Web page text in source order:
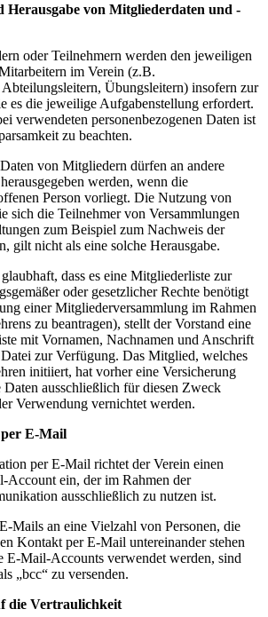
Herausgabe von Mitgliederdaten und -
oder Teilnehmern werden den jeweiligen
im Verein (z.B.
Übungsleitern) insofern zur
es die jeweilige Aufgabenstellung erfordert.
verwendeten personenbezogenen Daten ist
zu beachten.
von Mitgliedern dürfen an andere
werden, wenn die
Person vorliegt. Die Nutzung von
sich die Teilnehmer von Versammlungen
zum Beispiel zum Nachweis der
gilt nicht als eine solche Herausgabe.
dass es eine Mitgliederliste zur
oder gesetzlicher Rechte benötigt
einer Mitgliederversammlung im Rahmen
zu beantragen), stellt der Vorstand eine
mit Vornamen, Nachnamen und Anschrift
zur Verfügung. Das Mitglied, welches
initiiert, hat vorher eine Versicherung
Daten ausschließlich für diesen Zweck
Verwendung vernichtet werden.
E-Mail
per E-Mail richtet der Verein einen
Account ein, der im Rahmen der
ausschließlich zu nutzen ist.
Mails an eine Vielzahl von Personen, die
Kontakt per E-Mail untereinander stehen
E-Mail-Accounts verwendet werden, sind
„bcc“ zu versenden.
die Vertraulichkeit